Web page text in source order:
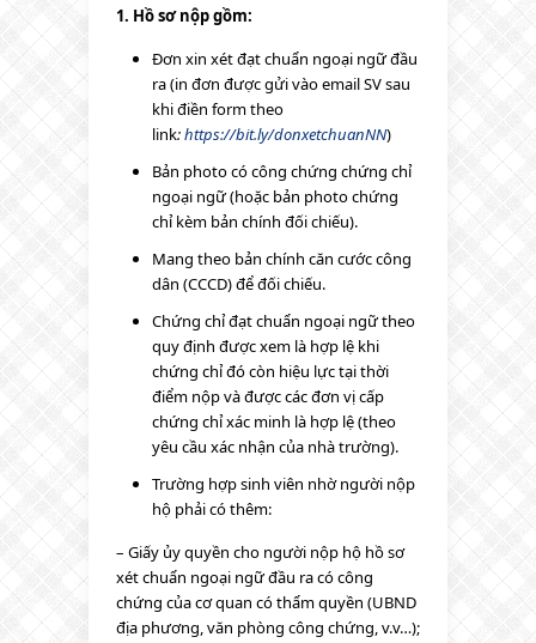
1. Hồ sơ nộp gồm:
Đơn xin xét đạt chuẩn ngoại ngữ đầu
ra (in đơn được gửi vào email SV sau
khi điền form theo
link:https://bit.ly/donxetchuanNN)
Bản photo có công chứng chứng chỉ
ngoại ngữ (hoặc bản photo chứng
chỉ kèm bản chính đối chiếu).
Mang theo bản chính căn cước công
dân (CCCD) để đối chiếu.
Chứng chỉ đạt chuẩn ngoại ngữ theo
quy định được xem là hợp lệ khi
chứng chỉ đó còn hiệu lực tại thời
điểm nộp và được các đơn vị cấp
chứng chỉ xác minh là hợp lệ (theo
yêu cầu xác nhận của nhà trường).
Trường hợp sinh viên nhờ người nộp
hộ phải có thêm:
– Giấy ủy quyền cho người nộp hộ hồ sơ
xét chuẩn ngoại ngữ đầu ra có công
chứng của cơ quan có thẩm quyền (UBND
địa phương, văn phòng công chứng, v.v…);